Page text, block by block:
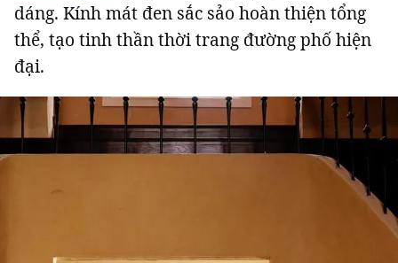
dáng. Kính mát đen sắc sảo hoàn thiện tổng
thể, tạo tinh thần thời trang đường phố hiện
đại.